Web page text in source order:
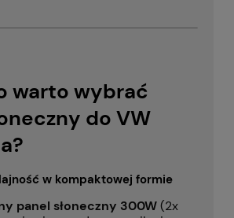
warto wybrać
do VW
w kompaktowej formie
panel słoneczny 300W(2x